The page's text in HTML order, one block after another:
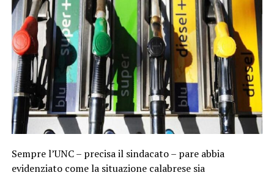
Sempre l’UNC – precisa il sindacato – pare abbia
evidenziato come la situazione calabrese sia